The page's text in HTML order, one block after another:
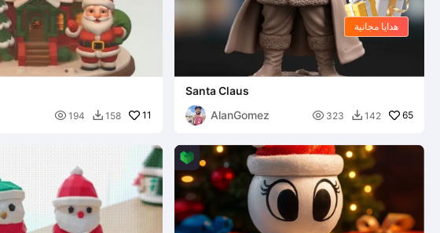
 194  158 11
Santa Claus
AlanGomez
 323  142 65
هدايا مجانية